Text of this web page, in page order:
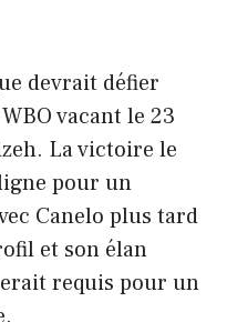
devrait défier
vacant le 23
La victoire le
pour un
Canelo plus tard
et son élan
requis pour un